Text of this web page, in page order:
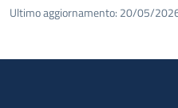
Ultimo aggiornamento: 20/05/